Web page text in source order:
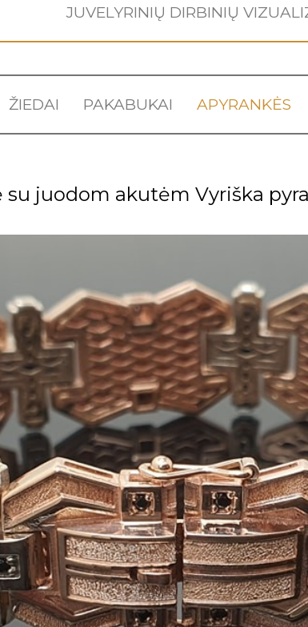
JUVELYRINIŲ DIRBINIŲ
ŽIEDAI PAKABUKAI APYRANKĖS
juodom akutėm Vyriška